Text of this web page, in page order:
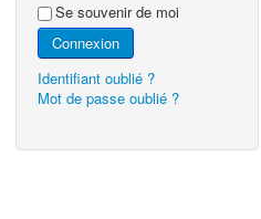
Se souvenir de moi
Connexion
Identifiant oublié ?
Mot de passe oublié ?